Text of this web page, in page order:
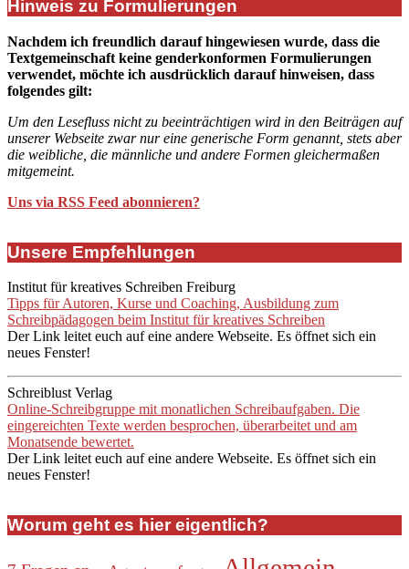
Hinweis zu Formulierungen
Nachdem ich freundlich darauf hingewiesen wurde, dass die
Textgemeinschaft keine genderkonformen Formulierungen
verwendet, möchte ich ausdrücklich darauf hinweisen, dass
folgendes gilt:
Um den Lesefluss nicht zu beeinträchtigen wird in den Beiträgen auf
unserer Webseite zwar nur eine generische Form genannt, stets aber
die weibliche, die männliche und andere Formen gleichermaßen
mitgemeint.
Uns via RSS Feed abonnieren?
Unsere Empfehlungen
Institut für kreatives Schreiben Freiburg
Tipps für Autoren, Kurse und Coaching, Ausbildung zum
Schreibpädagogen beim Institut für kreatives Schreiben
Der Link leitet euch auf eine andere Webseite. Es öffnet sich ein
neues Fenster!
Schreiblust Verlag
Online-Schreibgruppe mit monatlichen Schreibaufgaben. Die
eingereichten Texte werden besprochen, überarbeitet und am
Monatsende bewertet.
Der Link leitet euch auf eine andere Webseite. Es öffnet sich ein
neues Fenster!
Worum geht es hier eigentlich?